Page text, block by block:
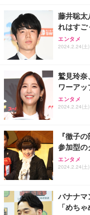
藤井聡太
れはすご
エンタメ
2024.2.24(土
鷲見玲奈
ワーアッ
エンタメ
2024.2.24(土
『徹子
参加型の
エンタメ
2024.2.24(土
バナナマ
「めち